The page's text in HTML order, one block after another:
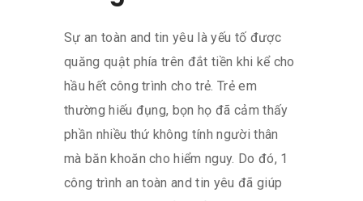
Sự an toàn and tin yêu là yếu tố được
quăng quật phía trên đắt tiền khi kể cho
hầu hết công trình cho trẻ. Trẻ em
thường hiếu đụng, bọn họ đã cảm thấy
phần nhiều thứ không tính người thân
mà băn khoăn cho hiểm nguy. Do đó, 1
công trình an toàn and tin yêu đã giúp